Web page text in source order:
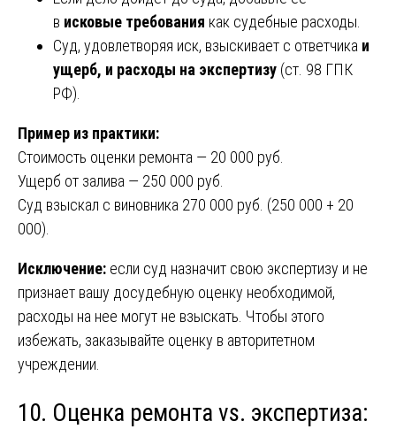
в исковые требования как судебные расходы.
Суд, удовлетворяя иск, взыскивает с ответчика и
ущерб, и расходы на экспертизу (ст. 98 ГПК
РФ).
Пример из практики:
Стоимость оценки ремонта — 20 000 руб.
Ущерб от залива — 250 000 руб.
Суд взыскал с виновника 270 000 руб. (250 000 + 20
000).
Исключение: если суд назначит свою экспертизу и не
признает вашу досудебную оценку необходимой,
расходы на нее могут не взыскать. Чтобы этого
избежать, заказывайте оценку в авторитетном
учреждении.
10. Оценка ремонта vs. экспертиза: